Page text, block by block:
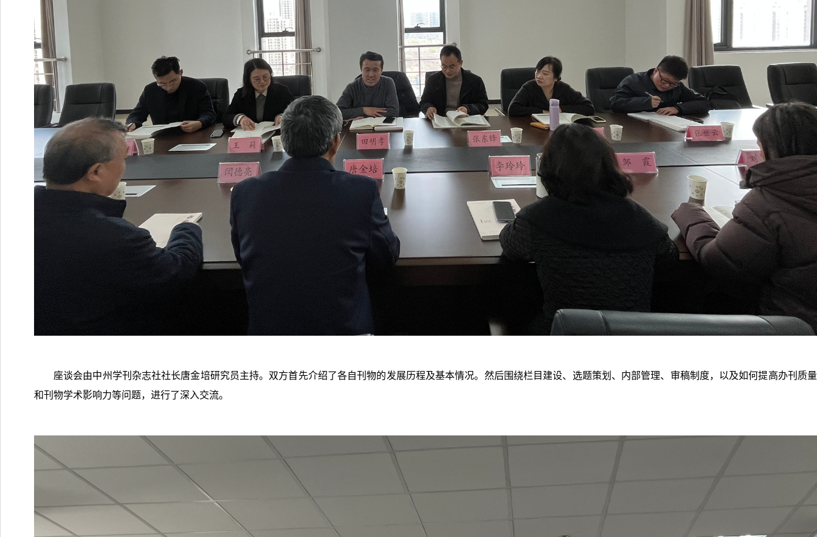
座谈会由中州学刊杂志社社长唐金培研究员主持。双方首先介绍了各自刊物的发展历程及基本情况。然后围绕栏目建设、选题策划、内部管理、审稿制度，以及如何提高办刊质量
和刊物学术影响力等问题，进行了深入交流。